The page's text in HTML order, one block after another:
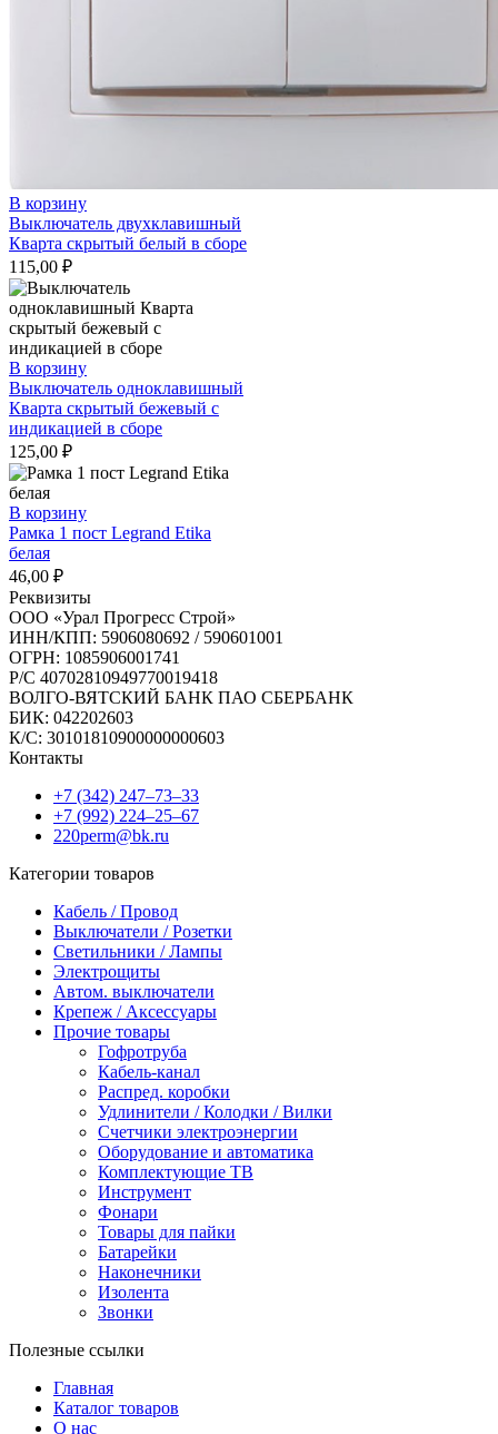
В корзину
Выключатель двухклавишный
Кварта скрытый белый в сборе
115,00 ₽
В корзину
Выключатель одноклавишный
Кварта скрытый бежевый с
индикацией в сборе
125,00 ₽
В корзину
Рамка 1 пост Legrand Etika
белая
46,00 ₽
Реквизиты
ООО «Урал Прогресс Строй»
ИНН/КПП: 5906080692 / 590601001
ОГРН: 1085906001741
Р/C 40702810949770019418
ВОЛГО-ВЯТСКИЙ БАНК ПАО СБЕРБАНК
БИК: 042202603
К/С: 30101810900000000603
Контакты
+7 (342) 247‒73‒33
+7 (992) 224‒25‒67
220perm@bk.ru
Категории товаров
Кабель / Провод
Выключатели / Розетки
Светильники / Лампы
Электрощиты
Автом. выключатели
Крепеж / Аксессуары
Прочие товары
Гофротруба
Кабель-канал
Распред. коробки
Удлинители / Колодки / Вилки
Счетчики электроэнергии
Оборудование и автоматика
Комплектующие ТВ
Инструмент
Фонари
Товары для пайки
Батарейки
Наконечники
Изолента
Звонки
Полезные ссылки
Главная
Каталог товаров
О нас